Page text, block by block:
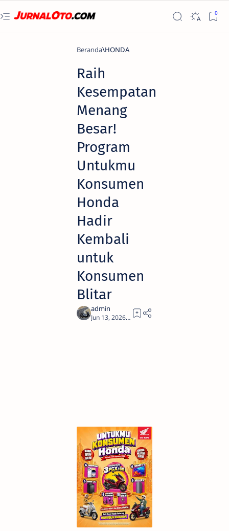
Beranda HONDA
Raih
Kesempatan
Menang
Besar!
Program
Untukmu
Konsumen
Honda
Hadir
Kembali
untuk
Konsumen
Blitar
2